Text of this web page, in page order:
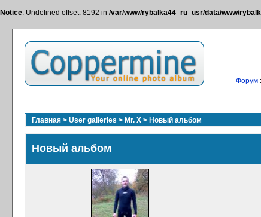
Notice: Undefined offset: 8192 in /var/www/rybalka44_ru_usr/data/www/
Форум
Главная > User galleries > Mr. X > Новый альбом
Новый альбом